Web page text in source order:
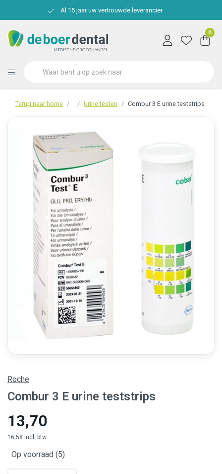
Al 15 jaar uw vertrouwde leverancier
0
Terug naar home Urine testen Combur 3 E urine teststrips
Roche
Combur 3 E urine teststrips
13,70
16,58 incl. btw
Op voorraad (5)